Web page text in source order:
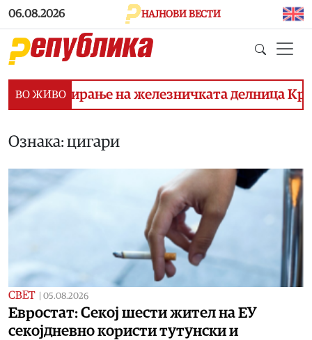
Skip to main content
06.08.2026 НАЈНОВИ ВЕСТИ
ВО ЖИВО на железничката делница Крива
Ознака: цигари
СВЕТ 05.08.2026
Евростат: Секој шести жител на ЕУ
секојдневно користи тутунски и